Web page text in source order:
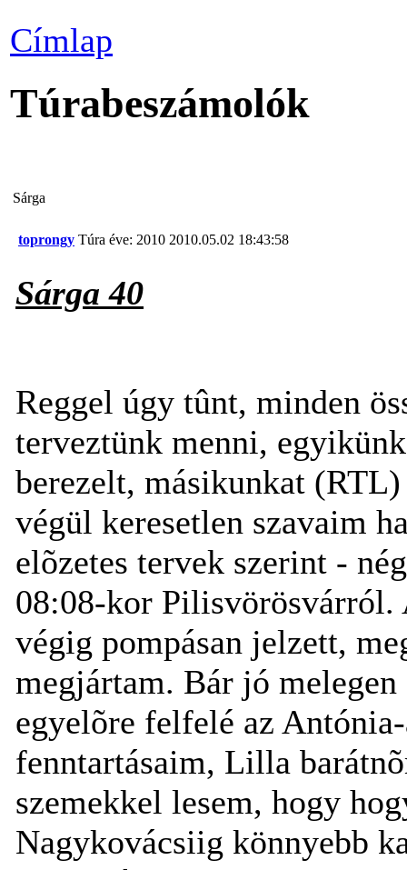
Címlap
Túrabeszámolók
Sárga
toprongy Túra éve: 2010 2010.05.02 18:43:58
Sárga 40
Reggel úgy tûnt, minden
terveztünk menni,
berezelt, másikunkat
végül keresetlen szavaim
elõzetes tervek szerint -
08:08-kor
végig pompásan jelzett,
megjártam. Bár jó
egyelõre felfelé az
fenntartásaim, Lilla
szemekkel lesem, hogy
Nagykovácsiig könnyebb